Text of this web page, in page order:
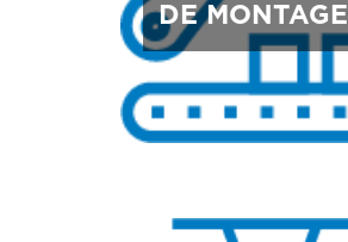
DE MONTAGE